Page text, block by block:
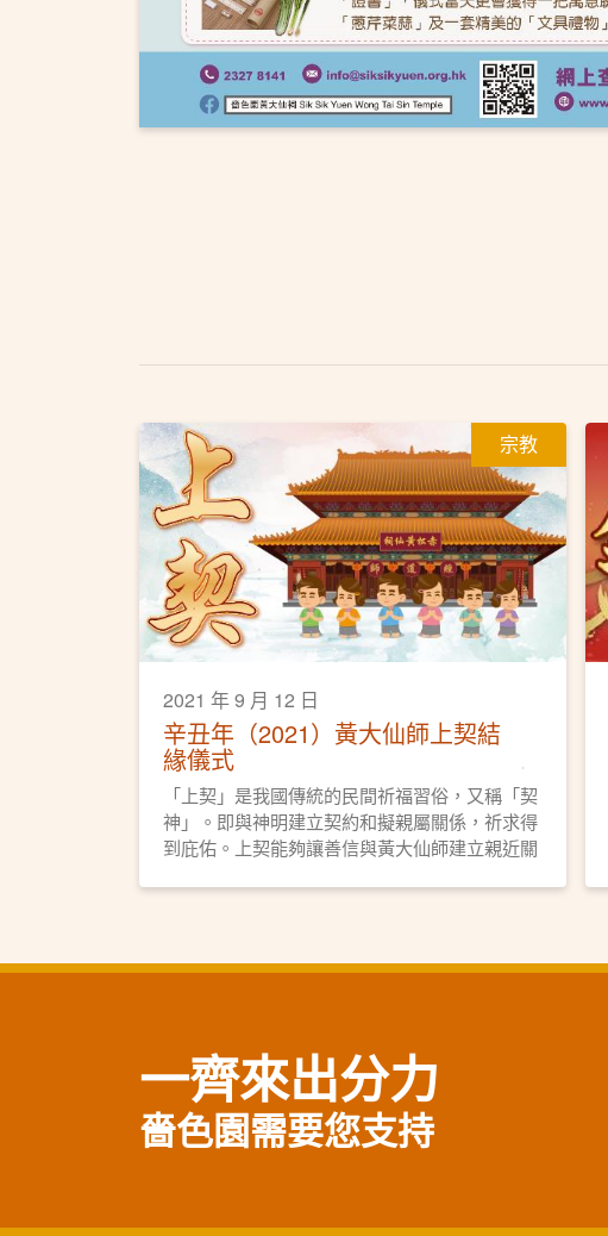
宗教
2021 年 9 月 12 日
辛丑年（2021）黃大仙師上契結
緣儀式
「上契」是我國傳統的民間祈福習俗，又稱「契
神」。即與神明建立契約和擬親屬關係，祈求得
到庇佑。上契能夠讓善信與黃大仙師建立親近關
一齊來出分力
嗇色園需要您支持